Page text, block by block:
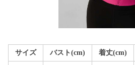
サイズ バスト(cm) 着丈(cm)